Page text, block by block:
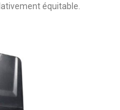
équitable.